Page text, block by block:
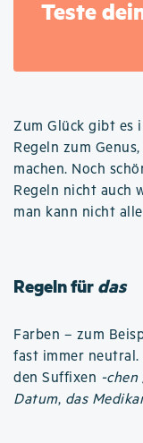
Teste
Zum Glück gibt es
Regeln zum
machen. Noch
Regeln nicht auch
man kann nicht
Regeln fürdas
Farben – zum
fast immer
den Suffixen -chen
Datum, das